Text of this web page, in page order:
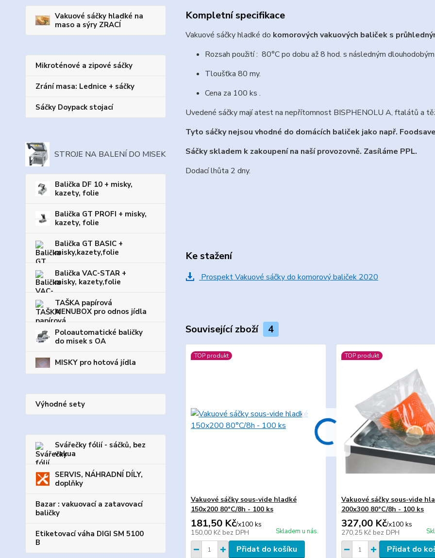
Vakuové sáčky hladké na
maso a sýry ZRACÍ
Mikroténové a zipové sáčky
Zrání masa: Lednice + sáčky
Sáčky Doypack stojací
STROJE NA BALENÍ DO MISEK
Balička DF 10 + misky,
kazety, folie
Balička GT PROFI + misky,
kazety, folie
Balička GT BASIC +
misky,kazety,folie
Balička VAC-STAR +
misky, kazety,folie
TAŠKA papírová
MENUBOX pro odnos jídla
Poloautomatické baličky
do misek s OA
MISKY pro hotová jídla
Výhodné sety
Svářečky fólií - sáčků, bez
vakua
SERVIS, NÁHRADNÍ DÍLY,
doplňky
Bazar : vakuovací a zatavovací
baličky
Etiketovací váha DIGI SM 5100
B
Kompletní specifikace
Vakuové sáčky hladké do komorových vakuových baliček s
Rozsah použití : 80°C po dobu až 8 hod. s následným
Tloušťka 80 my.
Cena za 100 ks .
Uvedené sáčky mají atest na nepřítomnost BISPHENOLU A, ftalátů a
Tyto sáčky nejsou vhodné do domácích baliček jako např.
Sáčky skladem k zakoupení na naší provozovně. Zasíláme PPL.
Dodací lhůta 2 dny.
Ke stažení
Prospekt Vakuové sáčky do komorový baliček 2020
Související zboží 4
TOP produkt
Vakuové sáčky sous-vide hladké
150x200 80°C/8h - 100 ks
181,50 Kč/x100 ks
150,00 Kč bez DPH Skladem u nás.
Přidat do košíku
TOP produkt
Vakuové sáčky sous-vide
200x300 80°C/8h - 100 ks
327,00 Kč/x100 ks
270,25 Kč bez DPH
Přidat do